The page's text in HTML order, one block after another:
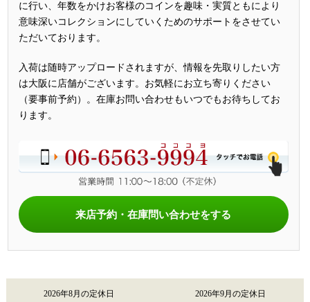
に行い、年数をかけお客様のコインを趣味・実質ともにより
意味深いコレクションにしていくためのサポートをさせてい
ただいております。
入荷は随時アップロードされますが、情報を先取りしたい方
は大阪に店舗がございます。お気軽にお立ち寄りください
（要事前予約）。在庫お問い合わせもいつでもお待ちしてお
ります。
来店予約・在庫問い合わせをする
2026年8月の定休日 2026年9月の定休日